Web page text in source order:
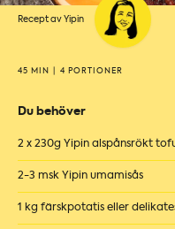
Recept av Yipin
45 MIN 4 PORTIONER
Du behöver
2 x 230g Yipin alspånsrökt
2-3 msk Yipin umamisås
1 kg färskpotatis eller